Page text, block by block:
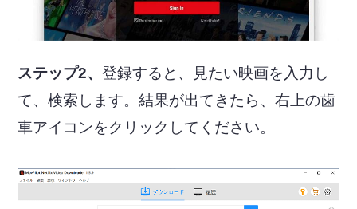
ステップ2、登録すると、見たい映画を入力し
て、検索します。結果が出てきたら、右上の歯
車アイコンをクリックしてください。